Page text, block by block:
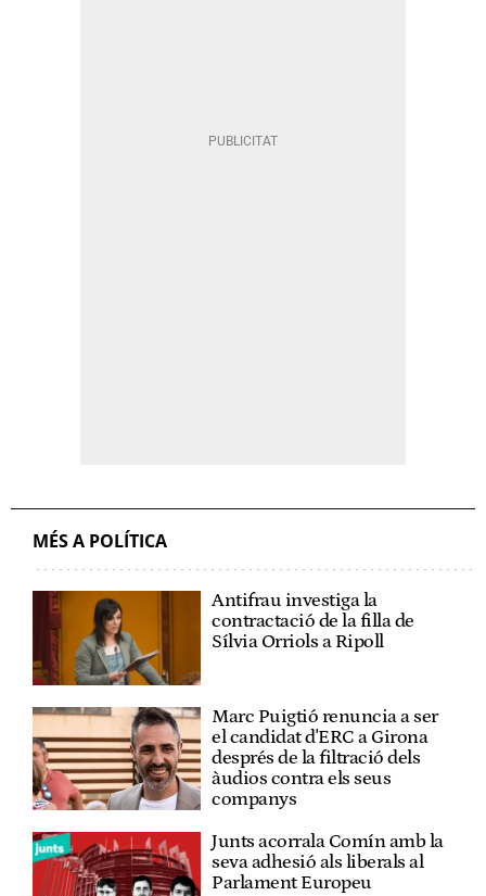
MÉS A POLÍTICA
Antifrau investiga la
contractació de la filla de
Sílvia Orriols a Ripoll
Marc Puigtió renuncia a ser
el candidat d'ERC a Girona
després de la filtració dels
àudios contra els seus
companys
Junts acorrala Comín amb la
seva adhesió als liberals al
Parlament Europeu